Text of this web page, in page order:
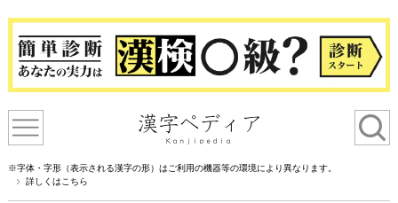
※字体・字形（表示される漢字の形）はご利用の機器等の環境により異なります。
詳しくはこちら